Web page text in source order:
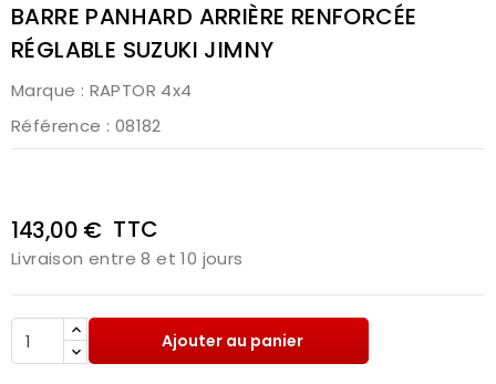
BARRE PANHARD ARRIÈRE RENFORCÉE
RÉGLABLE SUZUKI JIMNY
Marque : RAPTOR 4x4
Référence : 08182
143,00 € TTC
Livraison entre 8 et 10 jours
Ajouter au panier